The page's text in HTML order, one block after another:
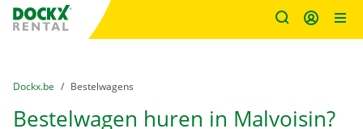
Fratello DEMO
U bevindt zich hier:
van
Dockx.be naar
Bestelwagens
Bestelwagen huren in Malvoisin?